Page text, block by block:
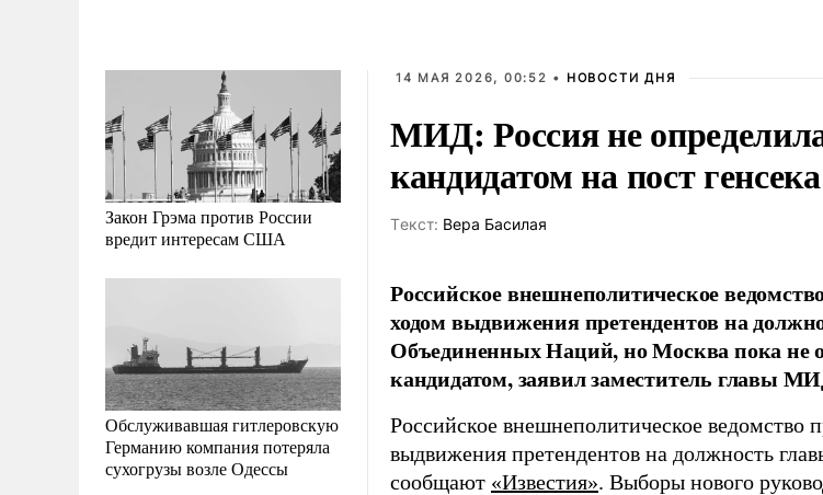
Закон Грэма против России
вредит интересам США
Обслуживавшая гитлеровскую
Германию компания потеряла
сухогрузы возле Одессы
14 МАЯ 2026, 00:52 • НОВОСТИ ДНЯ
МИД: Россия не
кандидатом на пост
Tекст: Вера Басилая
Российское внешнеполитическое
ходом выдвижения претендентов на
Объединенных Наций, но Москва пока не
кандидатом, заявил заместитель главы
Российское внешнеполитическое ведомство
выдвижения претендентов на должность
сообщают «Известия». Выборы нового